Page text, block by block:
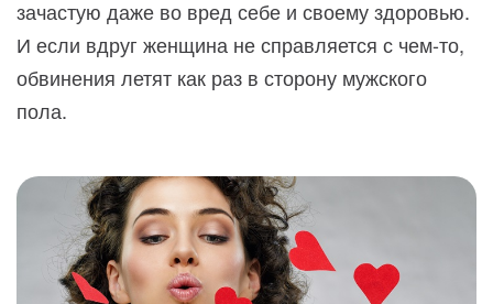
зачастую даже во вред себе и своему здоровью.
И если вдруг женщина не справляется с чем-то,
обвинения летят как раз в сторону мужского
пола.